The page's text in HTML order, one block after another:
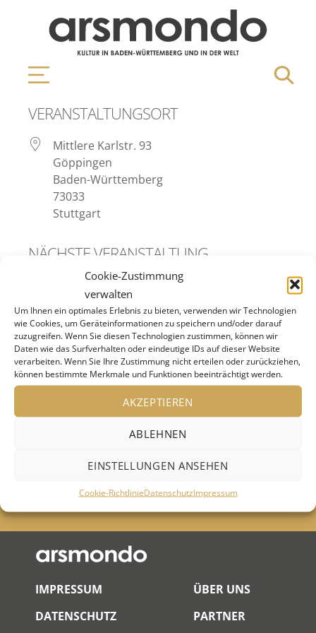
Cookie-Zustimmung
verwalten
Um Ihnen ein optimales Erlebnis zu bieten, verwenden wir Technologien
wie Cookies, um Geräteinformationen zu speichern und/oder darauf
zuzugreifen. Wenn Sie diesen Technologien zustimmen, können wir
Daten wie das Surfverhalten oder eindeutige IDs auf dieser Website
verarbeiten. Wenn Sie Ihre Zustimmung nicht erteilen oder zurückziehen,
können bestimmte Merkmale und Funktionen beeinträchtigt werden.
AKZEPTIEREN
ABLEHNEN
EINSTELLUNGEN ANSEHEN
Cookie-RichtlinieDatenschutzImpressum
VERANSTALTUNGSORT
Mittlere Karlstr. 93
Göppingen
Baden-Württemberg
73033
Stuttgart
NÄCHSTE VERANSTALTUNG
Keine bevorstehenden Veranstaltungen
Bevorstehende
Veranstaltungen
Keine Veranstaltungen an diesem Ort
IMPRESSUM
DATENSCHUTZ
ÜBER UNS
PARTNER